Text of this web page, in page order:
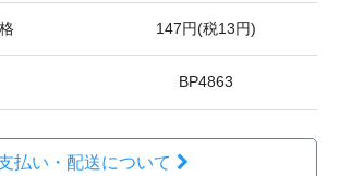
147円(税13円)
BP4863
払い・配送について